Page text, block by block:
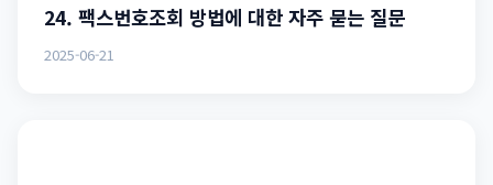
24. 팩스번호조회 방법에 대한 자주 묻는 질문
2025-06-21